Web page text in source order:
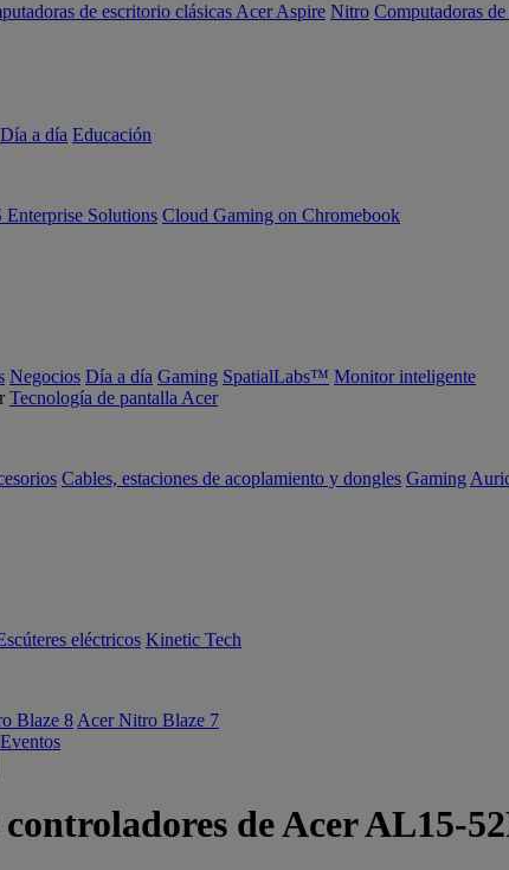
de escritorio clásicas Acer Aspire Nitro Computadoras
Día a día Educación
Enterprise Solutions Cloud Gaming on Chromebook
Negocios Día a día Gaming SpatialLabs™ Monitor inteligente
Tecnología de pantalla Acer
Cables, estaciones de acoplamiento y dongles Gaming
eléctricos Kinetic Tech
Blaze 8 Acer Nitro Blaze 7
Eventos
controladores de Acer AL15-